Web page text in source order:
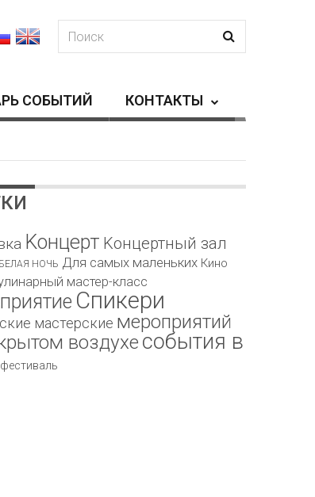
СОБЫТИЙ КОНТАКТЫ
Kонцерт Kонцертный зал
БЕЛАЯ НОЧЬ Для самых маленьких Кино
мастер-класс
Спикери
мастерские мероприятий
воздухе события в
фестиваль